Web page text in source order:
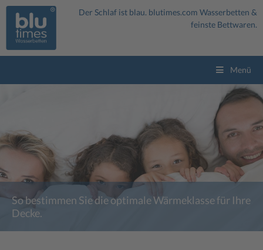
Der Schlaf ist blau. blutimes.com Wasserbetten &
feinste Bettwaren.
Menü
So bestimmen Sie die optimale Wärmeklasse für Ihre
Decke.